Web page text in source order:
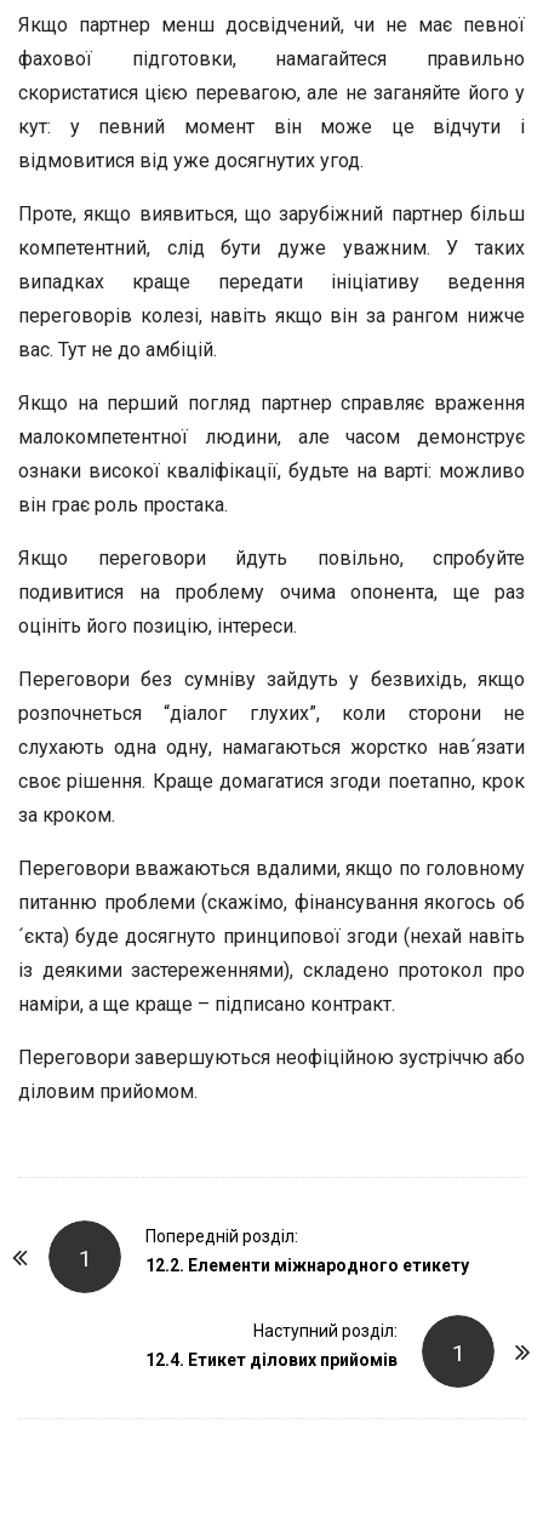
Якщо партнер менш досвідчений, чи не має певної
фахової підготовки, намагайтеся правильно
скористатися цією перевагою, але не заганяйте його у
кут: у певний момент він може це відчути і
відмовитися від уже досягнутих угод.
Проте, якщо виявиться, що зарубіжний партнер більш
компетентний, слід бути дуже уважним. У таких
випадках краще передати ініціативу ведення
переговорів колезі, навіть якщо він за рангом нижче
вас. Тут не до амбіцій.
Якщо на перший погляд партнер справляє враження
малокомпетентної людини, але часом демонструє
ознаки високої кваліфікації, будьте на варті: можливо
він грає роль простака.
Якщо переговори йдуть повільно, спробуйте
подивитися на проблему очима опонента, ще раз
оцініть його позицію, інтереси.
Переговори без сумніву зайдуть у безвихідь, якщо
розпочнеться “діалог глухих”, коли сторони не
слухають одна одну, намагаються жорстко нав´язати
своє рішення. Краще домагатися згоди поетапно, крок
за кроком.
Переговори вважаються вдалими, якщо по головному
питанню проблеми (скажімо, фінансування якогось об
´єкта) буде досягнуто принципової згоди (нехай навіть
із деякими застереженнями), складено протокол про
наміри, а ще краще – підписано контракт.
Переговори завершуються неофіційною зустріччю або
діловим прийомом.
1
Попередній розділ:
12.2. Елементи міжнародного етикету
1
Наступний розділ:
12.4. Етикет ділових прийомів